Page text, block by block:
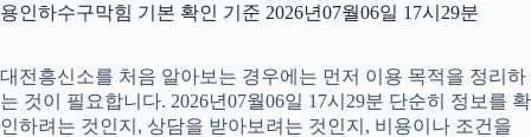
용인하수구막힘 기본 확인 기준 2026년07월06일 17시29분
대전흥신소를 처음 알아보는 경우에는 먼저 이용 목적을 정리하
는 것이 필요합니다. 2026년07월06일 17시29분 단순히 정보를 확
인하려는 것인지, 상담을 받아보려는 것인지, 비용이나 조건을